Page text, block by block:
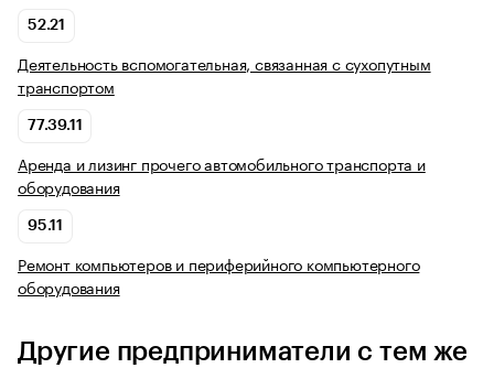
52.21
Деятельность вспомогательная, связанная с сухопутным
транспортом
77.39.11
Аренда и лизинг прочего автомобильного транспорта и
оборудования
95.11
Ремонт компьютеров и периферийного компьютерного
оборудования
Другие предприниматели с тем же